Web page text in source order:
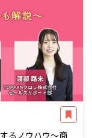
るノウハウ～商